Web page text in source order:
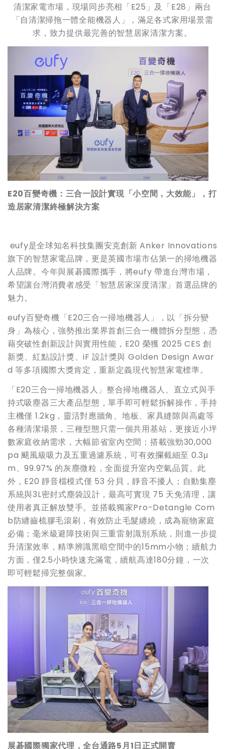
清潔家電市場，現場同步亮相「E25」及「E28」兩台
「自清潔掃拖一體全能機器人」，滿足各式家用場景需
求，致力提供最完善的智慧居家清潔方案。
E20百變奇機：三合一設計實現「小空間，大效能」，打
造居家清潔終極解決方案
eufy是全球知名科技集團安克創新 Anker Innovations
旗下的智慧家電品牌，更是英國市場市佔第一的掃地機器
人品牌。今年與展碁國際攜手，將eufy 帶進台灣市場，
希望讓台灣消費者感受「智慧居家深度清潔」首選品牌的
魅力。
eufy百變奇機「E20三合一掃地機器人」，以「拆分變
身」為核心，強勢推出業界首創三合一機體拆分型態，憑
藉突破性創新設計與實用性能，E20 榮獲 2025 CES 創
新獎、紅點設計獎、iF 設計獎與 Golden Design Awar
d 等多項國際大獎肯定，重新定義現代智慧家電標準。
「E20三合一掃地機器人」整合掃地機器人、直立式與手
持式吸塵器三大產品型態，單手即可輕鬆拆解操作，手持
主機僅 1.2kg，靈活對應牆角、地板、家具縫隙與高處等
各種清潔場景，三種型態只需一個共用基站，更接近小坪
數家庭收納需求，大幅節省室內空間；搭載強勁30,000
pa 颶風級吸力及五重過濾系統，可有效攔截細至 0.3μ
m、99.97% 的灰塵微粒，全面提升室內空氣品質。此
外，E20 靜音檔模式僅 53 分貝，靜音不擾人；自動集塵
系統與3L密封式塵袋設計，最高可實現 75 天免清理，讓
使用者真正解放雙手。並搭載獨家Pro-Detangle Com
b防纏齒梳膠毛滾刷，有效防止毛髮纏繞，成為寵物家庭
必備；毫米級避障技術與三重雷射識別系統，則進一步提
升清潔效率，精準辨識黑暗空間中的15mm小物；續航力
方面，僅2.5小時快速充滿電，續航高達180分鐘，一次
即可輕鬆掃完整個家。
展碁國際獨家代理，全台通路5月1日正式開賣